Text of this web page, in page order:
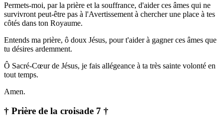
Permets-moi, par la prière et la souffrance, d'aider ces âmes qui ne
survivront peut-être pas à l'Avertissement à chercher une place à tes
côtés dans ton Royaume.
Entends ma prière, ô doux Jésus, pour t'aider à gagner ces âmes que
tu désires ardemment.
Ô Sacré-Cœur de Jésus, je fais allégeance à ta très sainte volonté en
tout temps.
Amen.
† Prière de la croisade 7 †